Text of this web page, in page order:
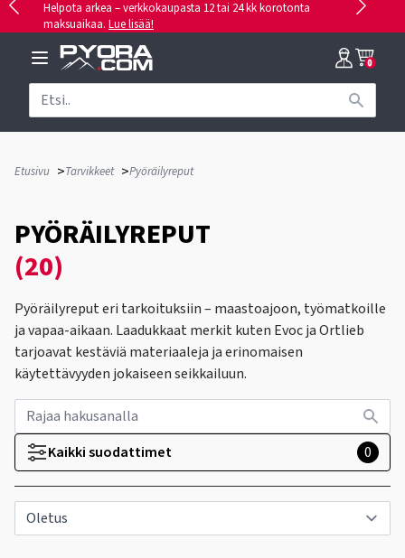
Helpota arkea – verkkokaupasta 12 tai 24 kk korotonta
maksuaikaa. Lue lisää!
0
Etusivu >Tarvikkeet >Pyöräilyreput
PYÖRÄILYREPUT
(20)
Pyöräilyreput eri tarkoituksiin – maastoajoon, työmatkoille
ja vapaa-aikaan. Laadukkaat merkit kuten Evoc ja Ortlieb
tarjoavat kestäviä materiaaleja ja erinomaisen
käytettävyyden jokaiseen seikkailuun.
Kaikki suodattimet 0